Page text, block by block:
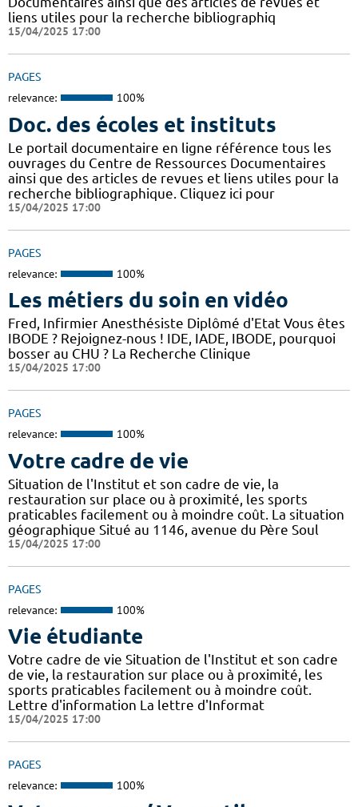
liens utiles pour la recherche bibliographiq
15/04/2025 17:00
PAGES
relevance: 100%
Doc. des écoles et instituts
Le portail documentaire en ligne référence tous les
ouvrages du Centre de Ressources Documentaires
ainsi que des articles de revues et liens utiles pour la
recherche bibliographique. Cliquez ici pour
15/04/2025 17:00
PAGES
relevance: 100%
Les métiers du soin en vidéo
Fred, Infirmier Anesthésiste Diplômé d'Etat Vous êtes
IBODE ? Rejoignez-nous ! IDE, IADE, IBODE, pourquoi
bosser au CHU ? La Recherche Clinique
15/04/2025 17:00
PAGES
relevance: 100%
Votre cadre de vie
Situation de l'Institut et son cadre de vie, la
restauration sur place ou à proximité, les sports
praticables facilement ou à moindre coût. La situation
géographique Situé au 1146, avenue du Père Soul
15/04/2025 17:00
PAGES
relevance: 100%
Vie étudiante
Votre cadre de vie Situation de l'Institut et son cadre
de vie, la restauration sur place ou à proximité, les
sports praticables facilement ou à moindre coût.
Lettre d'information La lettre d'Informat
15/04/2025 17:00
PAGES
relevance: 100%